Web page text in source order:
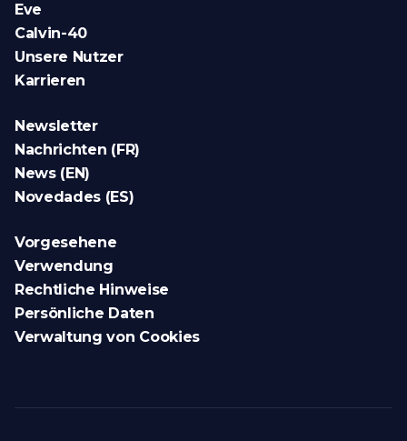
Eve
Calvin-40
Unsere Nutzer
Karrieren
Newsletter
Nachrichten (FR)
News (EN)
Novedades (ES)
Vorgesehene
Verwendung
Rechtliche Hinweise
Persönliche Daten
Verwaltung von Cookies